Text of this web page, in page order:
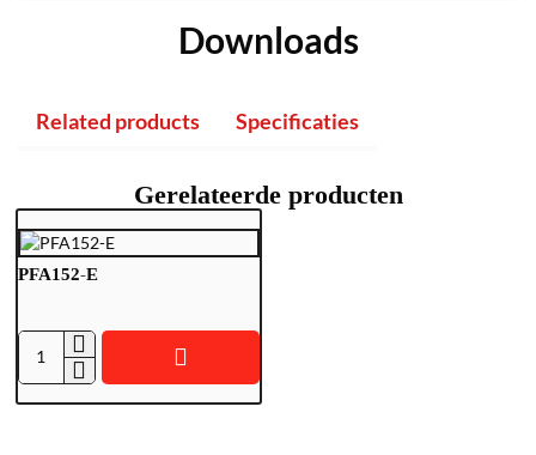
Downloads
Related products Specificaties
Gerelateerde producten
PFA152-E